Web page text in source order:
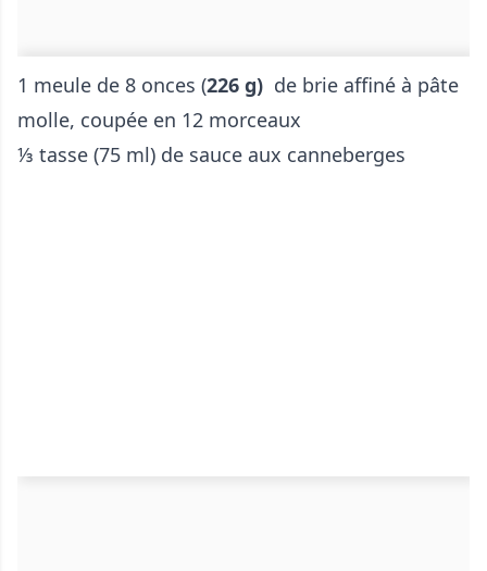
1 meule de 8 onces (226 g) de brie affiné à pâte
molle, coupée en 12 morceaux
⅓ tasse (75 ml) de sauce aux canneberges